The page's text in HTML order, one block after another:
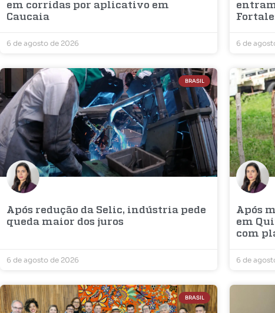
em corridas por aplicativo em
Caucaia
6 de agosto de 2026 6 de
BRASIL
Após redução da Selic, indústria pede
queda maior dos juros
6 de agosto de 2026
Após
em
com
6 de
BRASIL